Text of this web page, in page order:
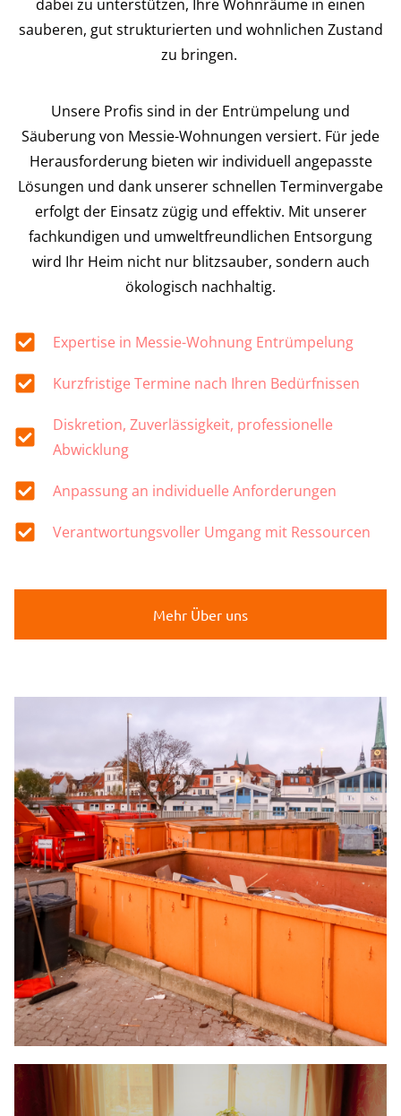
dabei zu unterstützen, Ihre Wohnräume in einen
sauberen, gut strukturierten und wohnlichen Zustand
zu bringen.
Unsere Profis sind in der Entrümpelung und
Säuberung von Messie-Wohnungen versiert. Für jede
Herausforderung bieten wir individuell angepasste
Lösungen und dank unserer schnellen Terminvergabe
erfolgt der Einsatz zügig und effektiv. Mit unserer
fachkundigen und umweltfreundlichen Entsorgung
wird Ihr Heim nicht nur blitzsauber, sondern auch
ökologisch nachhaltig.
Expertise in Messie-Wohnung Entrümpelung
Kurzfristige Termine nach Ihren Bedürfnissen
Diskretion, Zuverlässigkeit, professionelle
Abwicklung
Anpassung an individuelle Anforderungen
Verantwortungsvoller Umgang mit Ressourcen
Mehr Über uns